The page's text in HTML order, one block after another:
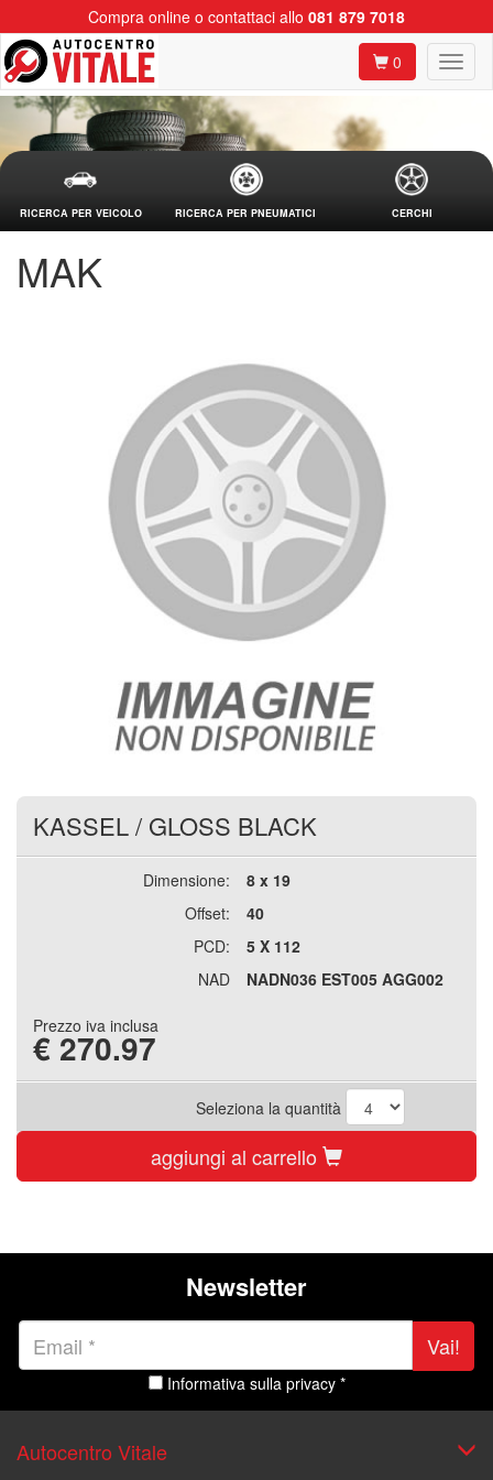
Compra online o contattaci allo 081 879 7018
0
RICERCA PER VEICOLO RICERCA PER PNEUMATICI CERCHI
MAK
KASSEL/ GLOSS BLACK
Dimensione:
8 x 19
Offset:
40
PCD:
5 X 112
NAD
NADN036 EST005 AGG002
Prezzo iva inclusa
€ 270.97
Seleziona la quantità
aggiungi al carrello
Newsletter
Vai!
Informativa sulla privacy *
Autocentro Vitale